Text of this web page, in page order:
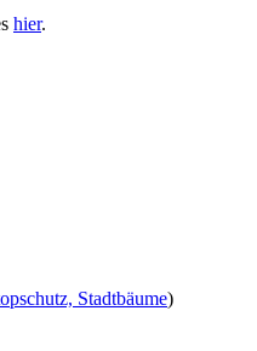
hier.
Stadtbäume)